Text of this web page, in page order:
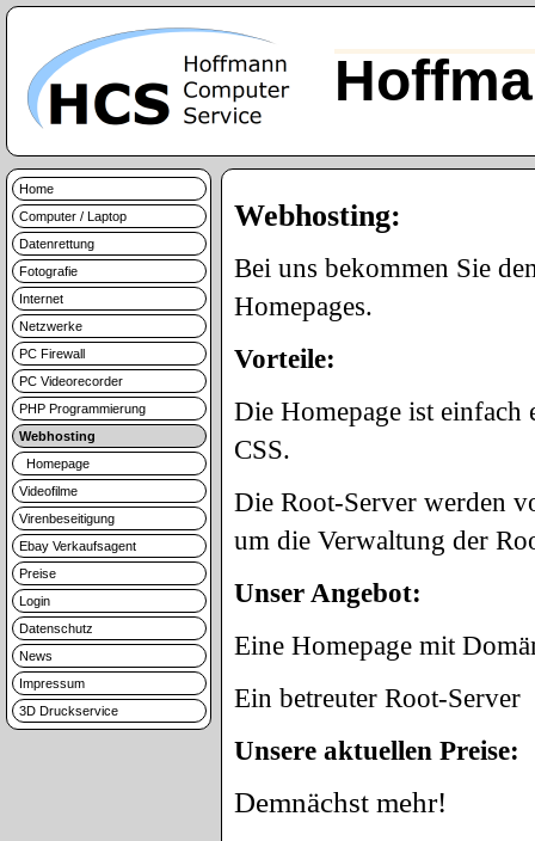
Home
Computer / Laptop
Datenrettung
Fotografie
Internet
Netzwerke
PC Firewall
PC Videorecorder
PHP Programmierung
Webhosting
Homepage
Videofilme
Virenbeseitigung
Ebay Verkaufsagent
Preise
Login
Datenschutz
News
Impressum
3D Druckservice
Webhosting:
Bei uns bekommen Sie
Homepages.
Vorteile:
Die Homepage ist
CSS.
Die Root-Server werden
um die Verwaltung der
Unser Angebot:
Eine Homepage mit
Ein betreuter Root-Server
Unsere aktuellen Preise:
Demnächst mehr!